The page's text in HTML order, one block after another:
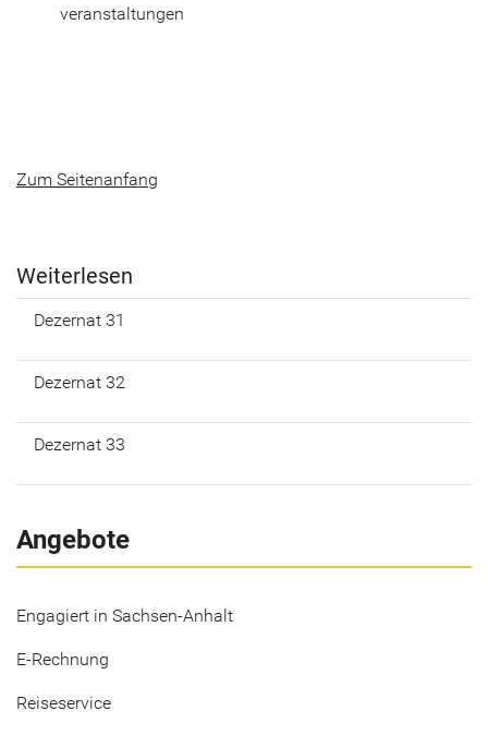
ver­an­stal­tun­gen
Zum Sei­ten­an­fang
Wei­ter­le­sen
De­zer­nat 31
De­zer­nat 32
De­zer­nat 33
Angebote
Engagiert in Sachsen-Anhalt
E-Rechnung
Reiseservice